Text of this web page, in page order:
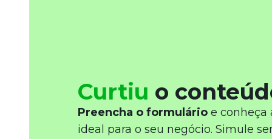
Curtiu o
Preencha o formulário e conheça
ideal para o seu negócio. Simule